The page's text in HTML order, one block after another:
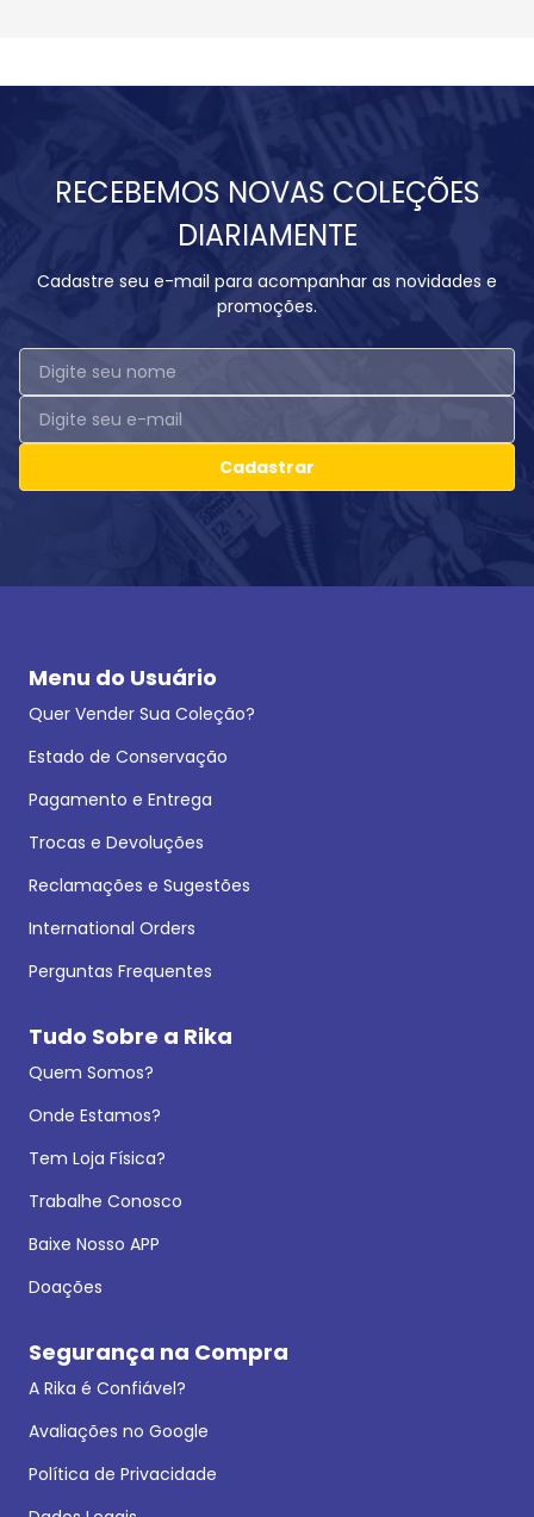
RECEBEMOS NOVAS COLEÇÕES
DIARIAMENTE
Cadastre seu e-mail para acompanhar as novidades e
promoções.
Cadastrar
Menu do Usuário
Quer Vender Sua Coleção?
Estado de Conservação
Pagamento e Entrega
Trocas e Devoluções
Reclamações e Sugestões
International Orders
Perguntas Frequentes
Tudo Sobre a Rika
Quem Somos?
Onde Estamos?
Tem Loja Física?
Trabalhe Conosco
Baixe Nosso APP
Doações
Segurança na Compra
A Rika é Confiável?
Avaliações no Google
Política de Privacidade